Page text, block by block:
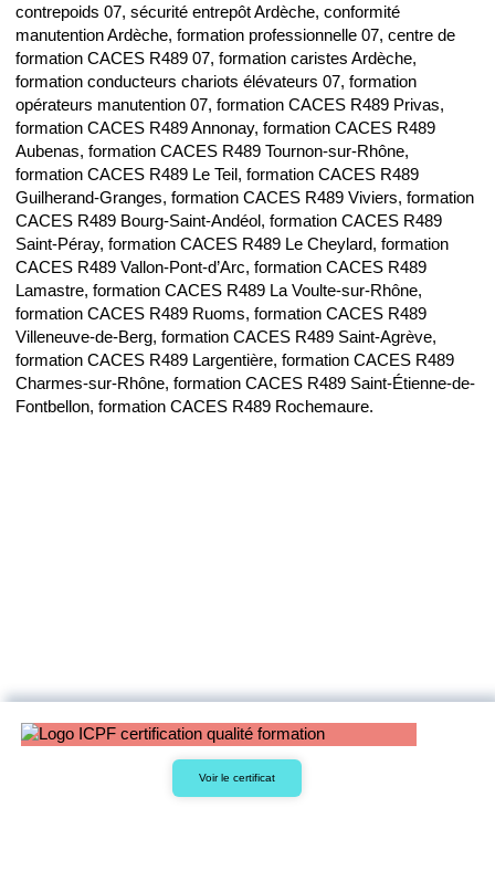
contrepoids 07, sécurité entrepôt Ardèche, conformité
manutention Ardèche, formation professionnelle 07, centre de
formation CACES R489 07, formation caristes Ardèche,
formation conducteurs chariots élévateurs 07, formation
opérateurs manutention 07, formation CACES R489 Privas,
formation CACES R489 Annonay, formation CACES R489
Aubenas, formation CACES R489 Tournon-sur-Rhône,
formation CACES R489 Le Teil, formation CACES R489
Guilherand-Granges, formation CACES R489 Viviers, formation
CACES R489 Bourg-Saint-Andéol, formation CACES R489
Saint-Péray, formation CACES R489 Le Cheylard, formation
CACES R489 Vallon-Pont-d’Arc, formation CACES R489
Lamastre, formation CACES R489 La Voulte-sur-Rhône,
formation CACES R489 Ruoms, formation CACES R489
Villeneuve-de-Berg, formation CACES R489 Saint-Agrève,
formation CACES R489 Largentière, formation CACES R489
Charmes-sur-Rhône, formation CACES R489 Saint-Étienne-de-
Fontbellon, formation CACES R489 Rochemaure.
Voir le certificat